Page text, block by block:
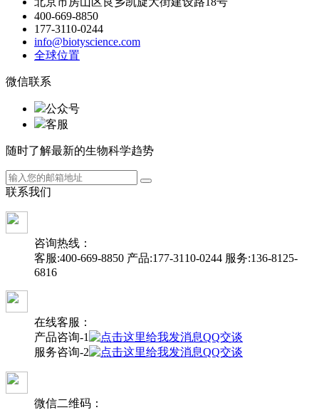
400-669-8850
177-3110-0244
info@biotyscience.com
全球位置
微信联系
公众号
客服
随时了解最新的生物科学趋势
联系我们
咨询热线：
客服:400-669-8850 产品:177-3110-0244 服务:136-8125-
6816
在线客服：
产品咨询-1
QQ交谈
服务咨询-2
QQ交谈
微信二维码：